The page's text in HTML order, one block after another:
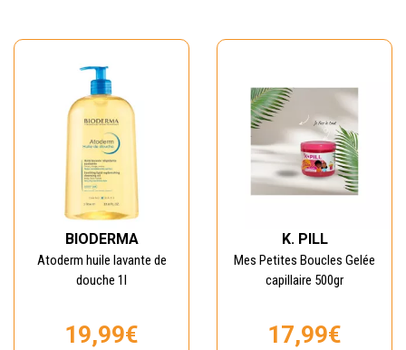
BIODERMA
Atoderm huile lavante de
douche 1l
19,99€
K. PILL
Mes Petites Boucles Gelée
capillaire 500gr
17,99€